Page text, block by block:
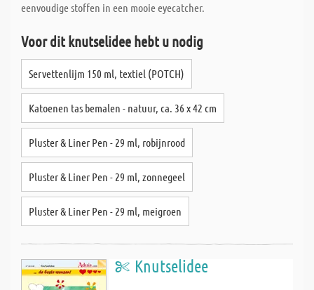
eenvoudige stoffen in een mooie eyecatcher.
Voor dit knutselidee hebt u nodig
Servettenlijm 150 ml, textiel (POTCH)
Katoenen tas bemalen - natuur, ca. 36 x 42 cm
Pluster & Liner Pen - 29 ml, robijnrood
Pluster & Liner Pen - 29 ml, zonnegeel
Pluster & Liner Pen - 29 ml, meigroen
Knutselidee